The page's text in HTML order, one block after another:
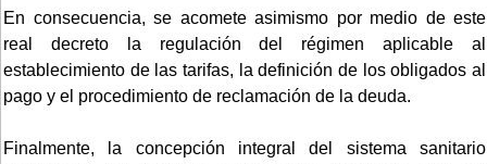
En consecuencia, se acomete asimismo por medio de este
real decreto la regulación del régimen aplicable al
establecimiento de las tarifas, la definición de los obligados al
pago y el procedimiento de reclamación de la deuda.
Finalmente, la concepción integral del sistema sanitario